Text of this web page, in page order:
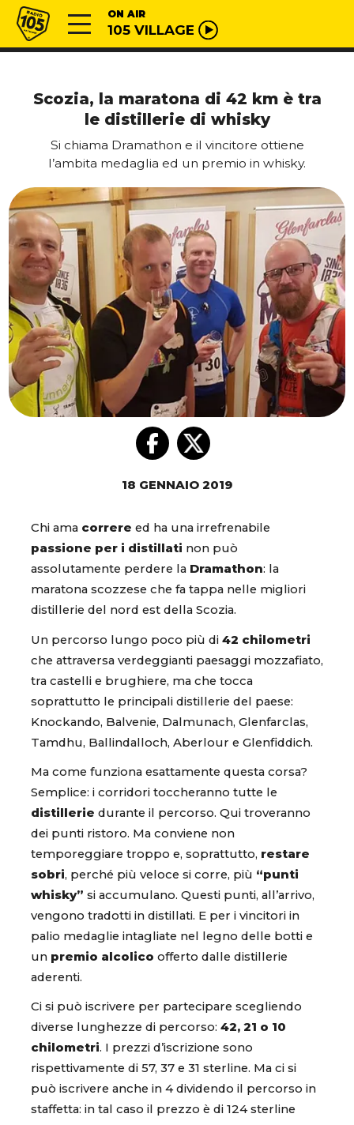
Vai al contenuto
Radio 105 ON AIR
105 VILLAGE
Scozia, la maratona di 42 km è tra
le distillerie di whisky
Si chiama Dramathon e il vincitore ottiene
l’ambita medaglia ed un premio in whisky.
18 GENNAIO 2019
Chi ama correre ed ha una irrefrenabile
passione per i distillati non può
assolutamente perdere la Dramathon: la
maratona scozzese che fa tappa nelle migliori
distillerie del nord est della Scozia.
Un percorso lungo poco più di 42 chilometri
che attraversa verdeggianti paesaggi mozzafiato,
tra castelli e brughiere, ma che tocca
soprattutto le principali distillerie del paese:
Knockando, Balvenie, Dalmunach, Glenfarclas,
Tamdhu, Ballindalloch, Aberlour e Glenfiddich.
Ma come funziona esattamente questa corsa?
Semplice: i corridori toccheranno tutte le
distillerie durante il percorso. Qui troveranno
dei punti ristoro. Ma conviene non
temporeggiare troppo e, soprattutto, restare
sobri, perché più veloce si corre, più “punti
whisky” si accumulano. Questi punti, all’arrivo,
vengono tradotti in distillati. E per i vincitori in
palio medaglie intagliate nel legno delle botti e
un premio alcolico offerto dalle distillerie
aderenti.
Ci si può iscrivere per partecipare scegliendo
diverse lunghezze di percorso: 42, 21 o 10
chilometri. I prezzi d’iscrizione sono
rispettivamente di 57, 37 e 31 sterline. Ma ci si
può iscrivere anche in 4 dividendo il percorso in
staffetta: in tal caso il prezzo è di 124 sterline